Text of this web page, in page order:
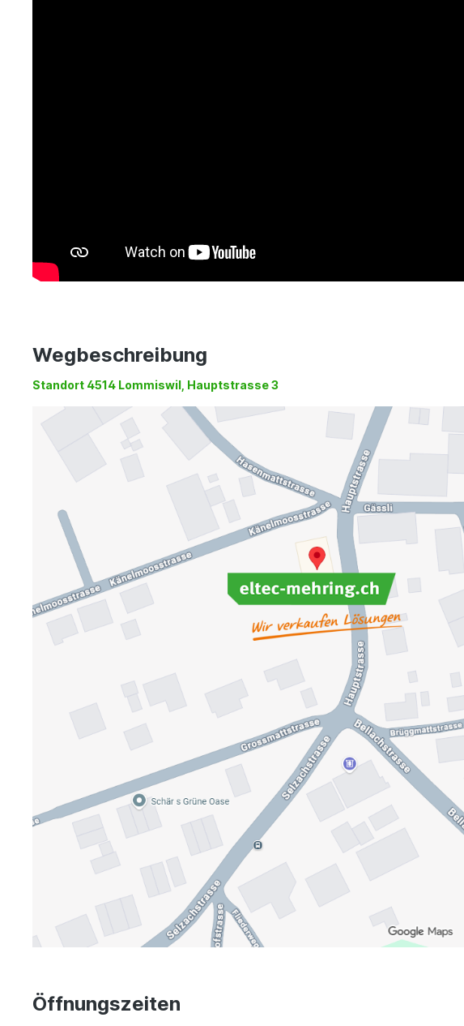
Wegbeschreibung
Standort 4514 Lommiswil, Hauptstrasse 3
Öffnungszeiten